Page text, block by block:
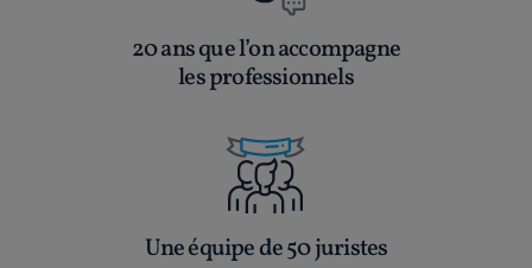
20 ans que l’on accompagne
les professionnels
Une équipe de 50 juristes